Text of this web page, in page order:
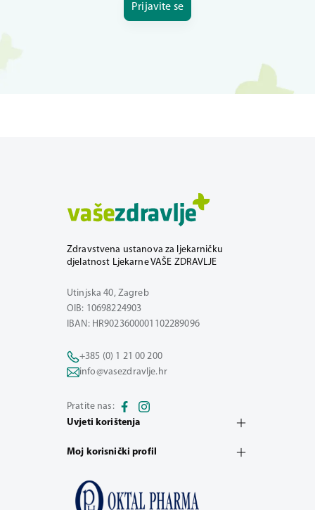
Prijavite se
Zdravstvena ustanova za ljekarničku
djelatnost Ljekarne VAŠE ZDRAVLJE
Utinjska 40, Zagreb
OIB: 10698224903
IBAN: HR9023600001102289096
+385 (0) 1 21 00 200
info@vasezdravlje.hr
Pratite nas:
Uvjeti korištenja
Moj korisnički profil